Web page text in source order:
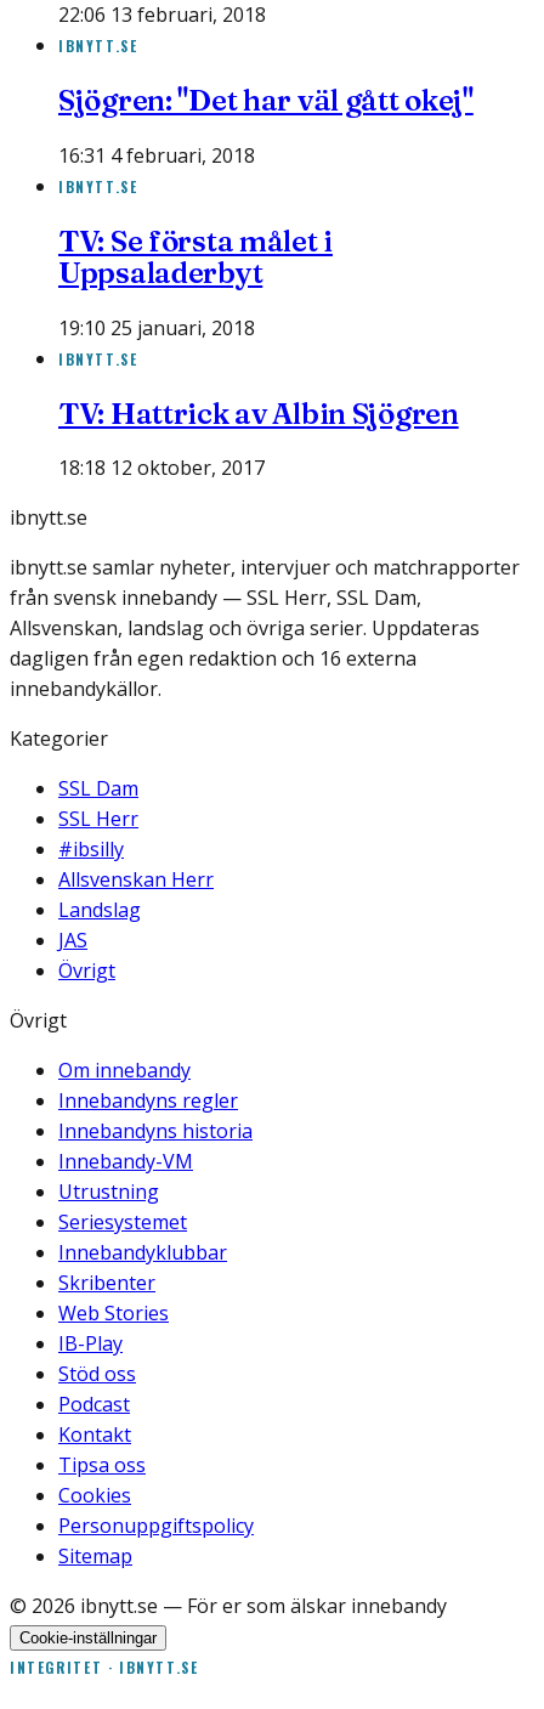
22:06 13 februari, 2018
IBNYTT.SE
Sjögren: "Det har väl gått okej"
16:31 4 februari, 2018
IBNYTT.SE
TV: Se första målet i
Uppsaladerbyt
19:10 25 januari, 2018
IBNYTT.SE
TV: Hattrick av Albin Sjögren
18:18 12 oktober, 2017
ibnytt.se
ibnytt.se samlar nyheter, intervjuer och matchrapporter
från svensk innebandy — SSL Herr, SSL Dam,
Allsvenskan, landslag och övriga serier. Uppdateras
dagligen från egen redaktion och 16 externa
innebandykällor.
Kategorier
SSL Dam
SSL Herr
#ibsilly
Allsvenskan Herr
Landslag
JAS
Övrigt
Övrigt
Om innebandy
Innebandyns regler
Innebandyns historia
Innebandy-VM
Utrustning
Seriesystemet
Innebandyklubbar
Skribenter
Web Stories
IB-Play
Stöd oss
Podcast
Kontakt
Tipsa oss
Cookies
Personuppgiftspolicy
Sitemap
© 2026 ibnytt.se — För er som älskar innebandy
Cookie-inställningar
INTEGRITET · IBNYTT.SE